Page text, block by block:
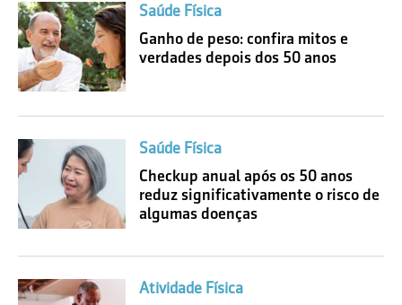
Saúde Física
Ganho de peso: confira mitos e
verdades depois dos 50 anos
Saúde Física
Checkup anual após os 50 anos
reduz significativamente o risco de
algumas doenças
Atividade Física